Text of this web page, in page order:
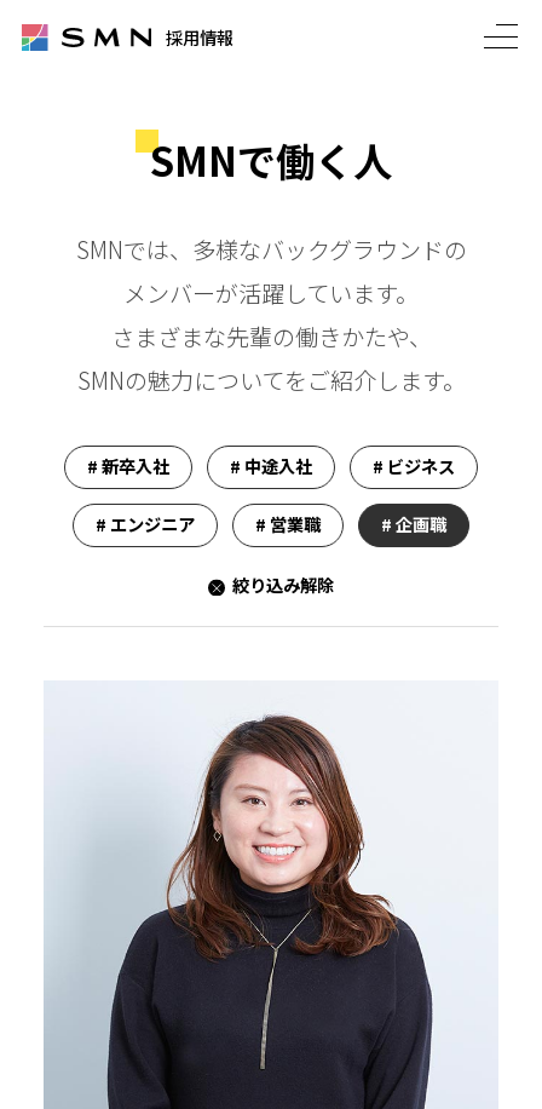
採用情報
採用トップ SMNで働く人
SMNで働く人
SMNでは、多様なバックグラウンドの
メンバーが活躍しています。
さまざまな先輩の働きかたや、
SMNの魅力についてをご紹介します。
新卒入社 中途入社 ビジネス
エンジニア 営業職 企画職
絞り込み解除